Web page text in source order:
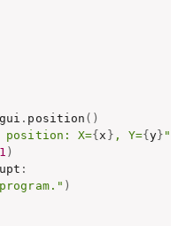
. position ( )
position: X={ x } , Y={y } "
)
:
)